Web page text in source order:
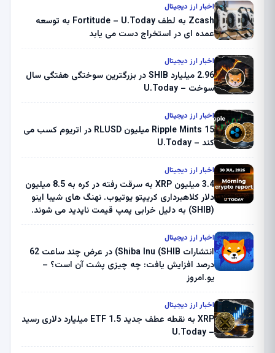
اخبار ارز دیجیتال
Zcash به لطف Fortitude – U.Today به توسعه
عمده ای در استخراج دست می یابد
اخبار ارز دیجیتال
2.96 میلیارد SHIB در بزرگترین سوختگی هفتگی سال
سوخت – U.Today
اخبار ارز دیجیتال
Ripple Mints 15 میلیون RLUSD در اتریوم کسب می
کند – U.Today
اخبار ارز دیجیتال
3.4 میلیون XRP به سرقت رفته در کره به 8.5 میلیون
دلار کلاهبرداری کریپتو یوتیوب. نهنگ های شیبا اینو
(SHIB) به دلیل خرابی پمپ قیمت ناپدید می شوند.
ثبت کرد – گزارش کریپتو صبح – U.Today
اخبار ارز دیجیتال
انتشارات Shiba Inu (SHIB) در عرض چند ساعت 62
درصد افزایش یافت: چه چیزی پشت آن است؟ –
یو.امروز
اخبار ارز دیجیتال
XRP به نقطه عطف جدید ETF 1.5 میلیارد دلاری رسید
– U.Today